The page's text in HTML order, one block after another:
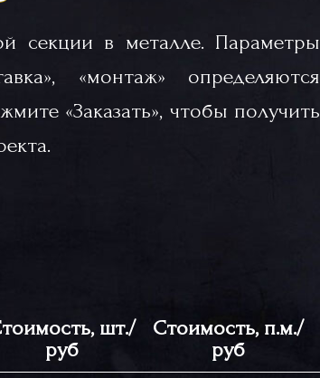
секции в металле. Параметры
«монтаж» определяются
«Заказать», чтобы получить
шт./
руб
Стоимость, п.м./
руб